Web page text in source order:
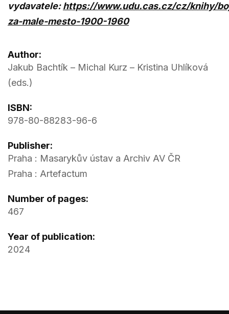
vydavatele:https://www.udu.cas.cz/cz/knihy/
za-male-mesto-1900-1960
Author:
Jakub Bachtík – Michal Kurz – Kristina Uhlíková
(eds.)
ISBN:
978-80-88283-96-6
Publisher:
Praha : Masarykův ústav a Archiv AV ČR
Praha : Artefactum
Number of pages:
467
Year of publication:
2024